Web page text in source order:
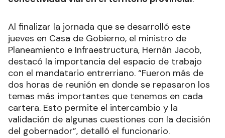
Al finalizar la jornada que se desarrolló este
jueves en Casa de Gobierno, el ministro de
Planeamiento e Infraestructura, Hernán Jacob,
destacó la importancia del espacio de trabajo
con el mandatario entrerriano. “Fueron más de
dos horas de reunión en donde se repasaron los
temas más importantes que tenemos en cada
cartera. Esto permite el intercambio y la
validación de algunas cuestiones con la decisión
del gobernador”, detalló el funcionario.